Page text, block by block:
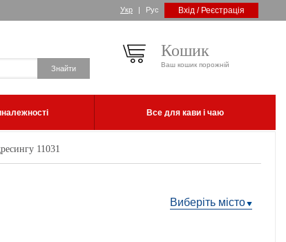
Укр | Рус Вхід / Реєстрація
Кошик
Ваш кошик порожній
Все для кави і чаю
11031
Виберіть місто